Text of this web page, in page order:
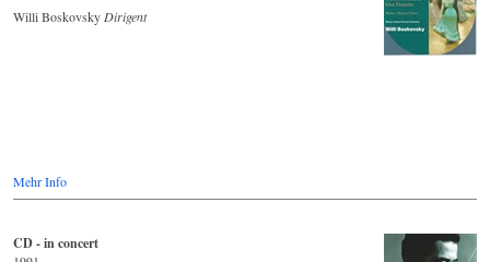
Willi Boskovsky Dirigent
Mehr Info
CD - in concert